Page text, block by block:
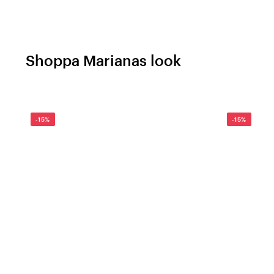
Shoppa Marianas look
-15% -15%